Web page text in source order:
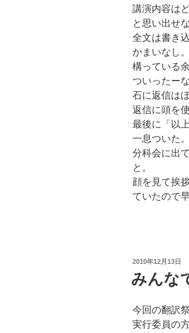
講演内容は
と思い出せ
全文は書き
かまいなし。
構っている
ついったー
石に返信は
返信に頭を
最後に「以
一息ついた。
分科会に出
と。
顔を見て挨
ていたので
投
日:
2010年12月13日
みんな
今回の翻訳
実行委員の